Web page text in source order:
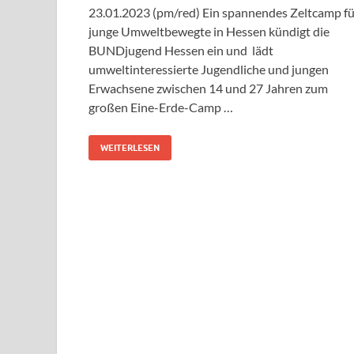
23.01.2023 (pm/red) Ein spannendes Zeltcamp
junge Umweltbewegte in Hessen kündigt die
BUNDjugend Hessen ein und lädt
umweltinteressierte Jugendliche und jungen
Erwachsene zwischen 14 und 27 Jahren zum
großen Eine-Erde-Camp …
WEITERLESEN